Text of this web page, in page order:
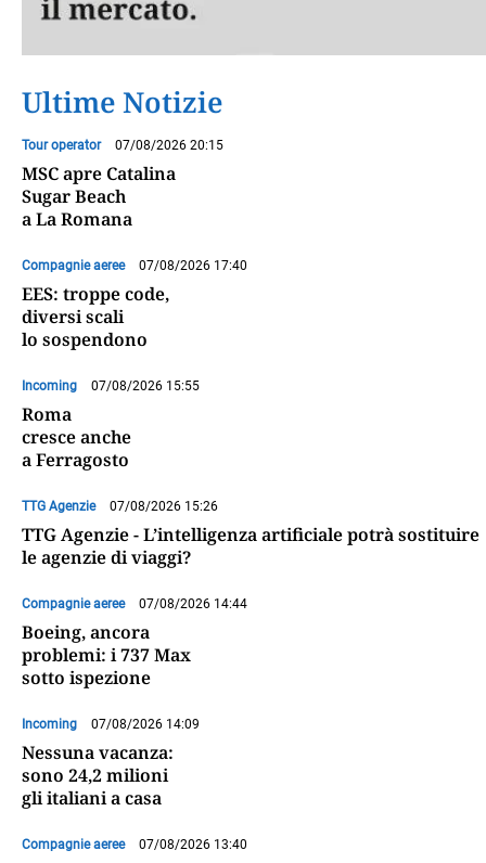
Ultime Notizie
Tour operator 07/08/2026 20:15
MSC apre Catalina
Sugar Beach
a La Romana
Compagnie aeree 07/08/2026 17:40
EES: troppe code,
diversi scali
lo sospendono
Incoming 07/08/2026 15:55
Roma
cresce anche
a Ferragosto
TTG Agenzie 07/08/2026 15:26
TTG Agenzie - L’intelligenza artificiale potrà sostituire
le agenzie di viaggi?
Compagnie aeree 07/08/2026 14:44
Boeing, ancora
problemi: i 737 Max
sotto ispezione
Incoming 07/08/2026 14:09
Nessuna vacanza:
sono 24,2 milioni
gli italiani a casa
Compagnie aeree 07/08/2026 13:40